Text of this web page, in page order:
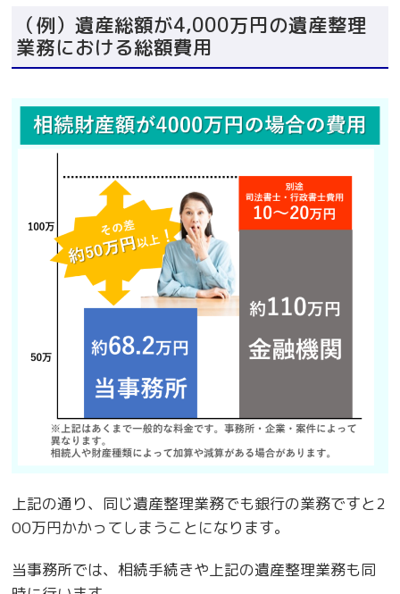
（例）遺産総額が4,000万円の遺産整理
業務における総額費用
上記の通り、同じ遺産整理業務でも銀行の業務ですと2
00万円かかってしまうことになります。
当事務所では、相続手続きや上記の遺産整理業務も同